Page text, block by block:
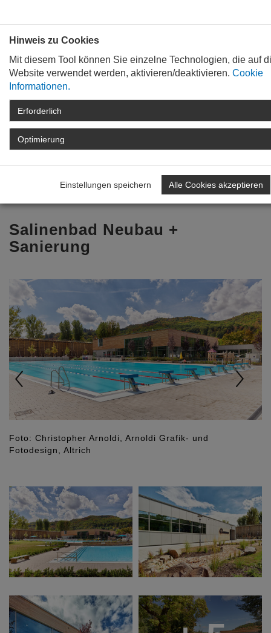
STARTSEITE
ARCHIV
TAG DER ARCHITEKTUR
2023
Zurück zur Übersicht
Salinenbad Neubau +
Sanierung
Foto: Christopher Arnoldi, Arnoldi Grafik- und
Fotodesign, Altrich
Previous
Hinweis zu Cookies
Mit diesem Tool können Sie einzelne Technologien, die auf
Website verwendet werden, aktivieren/deaktivieren. Cookie
Informationen.
Erforderlich
Optimierung
Einstellungen speichern Alle Cookies akzeptieren